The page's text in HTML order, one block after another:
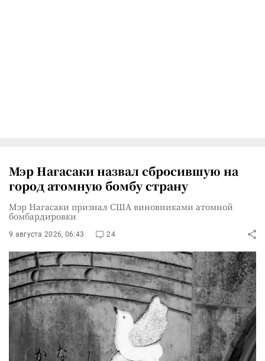
Мэр Нагасаки назвал сбросившую на
город атомную бомбу страну
Мэр Нагасаки признал США виновниками атомной
бомбардировки
9 августа 2026, 06:43 24